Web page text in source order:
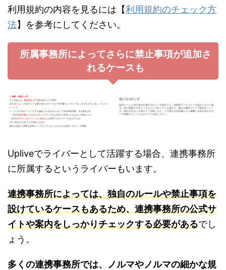
利用規約の内容を見るには【利用規約のチェック方
法】を参考にしてください。
所属事務所によってさらに禁止事項が追加さ
れるケースも
Upliveでライバーとして活躍する場合、連携事務所
に所属するというライバーもいます。
連携事務所によっては、独自のルールや禁止事項を
設けているケースもあるため、連携事務所の公式サ
イトや案内をしっかりチェックする必要があるでし
ょう。
多くの連携事務所では、ノルマやノルマの細かな規